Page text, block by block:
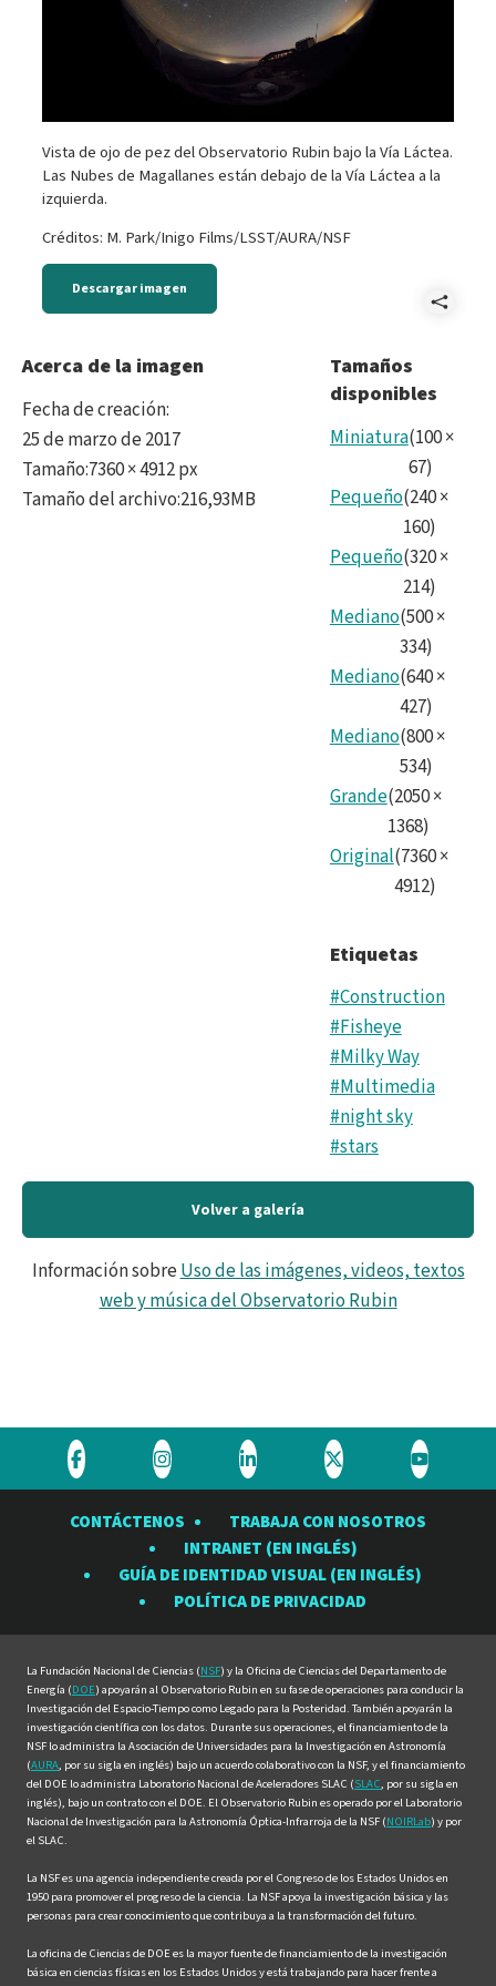
Vista de ojo de pez del Observatorio Rubin bajo la Vía Láctea.
Las Nubes de Magallanes están debajo de la Vía Láctea a la
izquierda.
Créditos: M. Park/Inigo Films/LSST/AURA/NSF
Descargar imagen
Acerca de la imagen
Fecha de creación:
25 de marzo de 2017
Tamaño:7360 × 4912 px
Tamaño del archivo:216,93MB
Tamaños
disponibles
Miniatura(100×
67)
Pequeño(240×
160)
Pequeño(320×
214)
Mediano(500×
334)
Mediano(640×
427)
Mediano(800×
534)
Grande(2050×
1368)
Original(7360×
4912)
Etiquetas
#Construction
#Fisheye
#Milky Way
#Multimedia
#night sky
#stars
Volver a galería
Información sobreUso de las imágenes, videos, textos
web y música del Observatorio Rubin
Visite
Observatorio
Visite
Observatorio
Rubin
en
Visite
Observatorio
Rubin
en
Visite
Observatorio
Rubin
en
Visite
Rubin
en
CONTÁCTENOS
TRABAJA CON NOSOTROS
INTRANET (EN INGLÉS)
GUÍA DE IDENTIDAD VISUAL (EN INGLÉS)
POLÍTICA DE PRIVACIDAD
La Fundación Nacional de Ciencias (NSF) y la Oficina de Ciencias del Departamento de
Energía (DOE) apoyarán al Observatorio Rubin en su fase de operaciones para conducir la
Investigación del Espacio-Tiempo como Legado para la Posteridad. También apoyarán la
investigación científica con los datos. Durante sus operaciones, el financiamiento de la
NSF lo administra la Asociación de Universidades para la Investigación en Astronomía
(AURA, por su sigla en inglés) bajo un acuerdo colaborativo con la NSF, y el financiamiento
del DOE lo administra Laboratorio Nacional de Aceleradores SLAC (SLAC, por su sigla en
inglés), bajo un contrato con el DOE. El Observatorio Rubin es operado por el Laboratorio
Nacional de Investigación para la Astronomía Óptica-Infrarroja de la NSF (NOIRLab) y por
el SLAC.
La NSF es una agencia independiente creada por el Congreso de los Estados Unidos en
1950 para promover el progreso de la ciencia. La NSF apoya la investigación básica y las
personas para crear conocimiento que contribuya a la transformación del futuro.
La oficina de Ciencias de DOE es la mayor fuente de financiamiento de la investigación
básica en ciencias físicas en los Estados Unidos y está trabajando para hacer frente a